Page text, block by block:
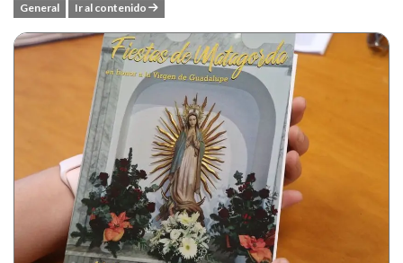
General Ir al contenido